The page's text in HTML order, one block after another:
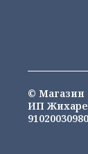
© Магазин
ИП